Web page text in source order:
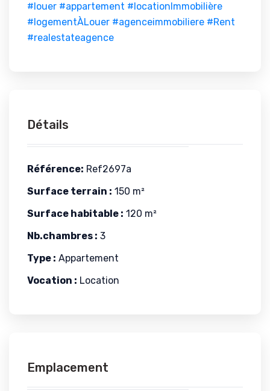
#louer #appartement #locationImmobilière
#logementÀLouer #agenceimmobiliere #Rent
#realestateagence
Détails
Référence: Ref2697a
Surface terrain : 150 m²
Surface habitable : 120 m²
Nb.chambres : 3
Type : Appartement
Vocation : Location
Emplacement